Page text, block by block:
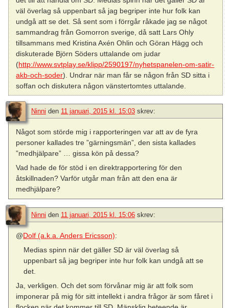
väl överlag så uppenbart så jag begriper inte hur folk kan
undgå att se det. Så sent som i förrgår råkade jag se något
sammandrag från Gomorron sverige, då satt Lars Ohly
tillsammans med Kristina Axén Ohlin och Göran Hägg och
diskuterade Björn Söders uttalande om judar
(http://www.svtplay.se/klipp/2590197/nyhetspanelen-om-satir-
akb-och-soder). Undrar när man får se någon från SD sitta i
soffan och diskutera någon vänstertomtes uttalande.
Ninni den 11 januari, 2015 kl. 15:03 skrev:
Något som störde mig i rapporteringen var att av de fyra
personer kallades tre ”gärningsmän”, den sista kallades
”medhjälpare” … gissa kön på dessa?
Vad hade de för stöd i en direktrapportering för den
åtskillnaden? Varför utgår man från att den ena är
medhjälpare?
Ninni den 11 januari, 2015 kl. 15:06 skrev:
@Dolf (a.k.a. Anders Ericsson):
Medias spinn när det gäller SD är väl överlag så
uppenbart så jag begriper inte hur folk kan undgå att se
det.
Ja, verkligen. Och det som förvånar mig är att folk som
imponerar på mig för sitt intellekt i andra frågor är som fåret i